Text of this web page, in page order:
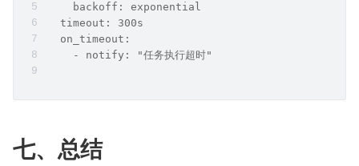
    backoff: exponential
  timeout: 300s
  on_timeout:
    - notify: "任务执行超时"
七、总结